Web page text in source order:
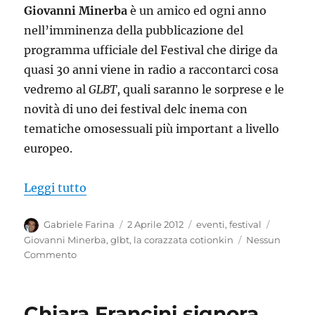
Giovanni Minerba è un amico ed ogni anno
nell’imminenza della pubblicazione del
programma ufficiale del Festival che dirige da
quasi 30 anni viene in radio a raccontarci cosa
vedremo alGLBT, quali saranno le sorprese e le
novità di uno dei festival delc inema con
tematiche omosessuali più important a livello
europeo.
Leggi tutto
Autore
Gabriele Farina
Pubblicato
il
2 Aprile 2012 Categorie
eventi,festival
Giovanni Minerba,glbt, la corazzata cotionkin
Nessun
Commento